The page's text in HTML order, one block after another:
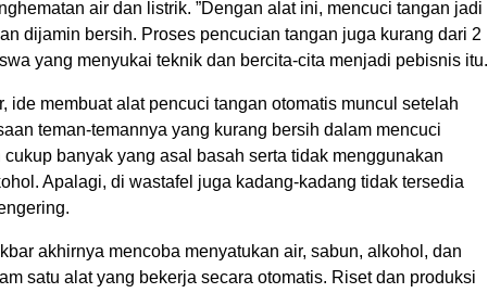
air dan listrik. ”Dengan alat ini, mencuci tangan jadi
dijamin bersih. Proses pencucian tangan juga kurang dari 2
yang menyukai teknik dan bercita-cita menjadi pebisnis itu.
ide membuat alat pencuci tangan otomatis muncul setelah
teman-temannya yang kurang bersih dalam mencuci
cukup banyak yang asal basah serta tidak menggunakan
Apalagi, di wastafel juga kadang-kadang tidak tersedia
akhirnya mencoba menyatukan air, sabun, alkohol, dan
satu alat yang bekerja secara otomatis. Riset dan produksi